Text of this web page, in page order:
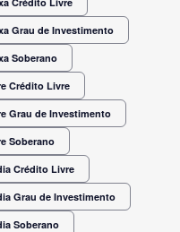
Grau de Investimento
Soberano
Crédito Livre
Grau de Investimento
Soberano
Crédito Livre
Grau de Investimento
Soberano